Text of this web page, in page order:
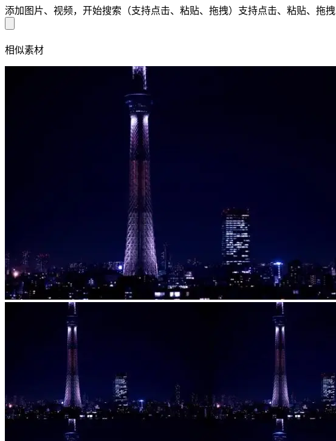
添加图片、视频，开始搜索 （支持点击、粘贴、拖拽） 支持点击、粘贴、拖拽
相似素材